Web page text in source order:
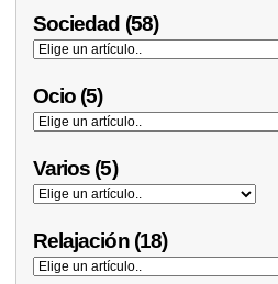
Sociedad (58)
Ocio (5)
Varios (5)
Relajación (18)